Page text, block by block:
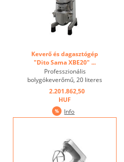
Keverő és dagasztógép
"Dito Sama XBE20" ...
Professzionális
bolygókeverőmű, 20 literes
kapacitású, elektronikus
fordulatszám-szabályozás,
üstfelismerés és kettős
védelemmel. Rögzítő
lapos kezelőpanel ...
2.201.862,50
HUF
Info